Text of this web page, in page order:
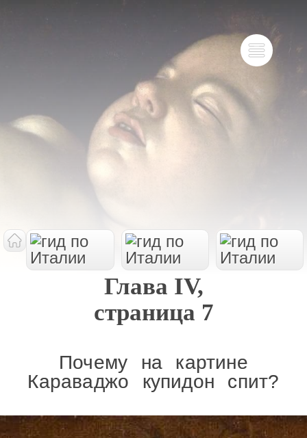
Глава IV,
страница 7
Почему на картине
Караваджо купидон спит?